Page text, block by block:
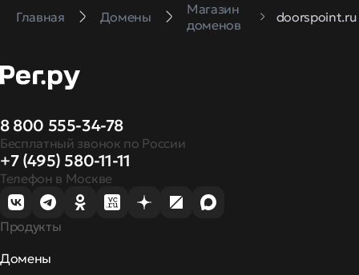
Главная Домены
Магазин
доменов
doorspoint.ru
8 800 555-34-78
Бесплатный звонок по России
+7 (495) 580-11-11
Телефон в Москве
Продукты
Домены